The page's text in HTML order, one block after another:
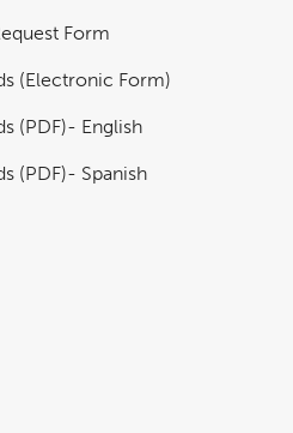
Form
(Electronic Form)
(PDF)- English
(PDF)- Spanish